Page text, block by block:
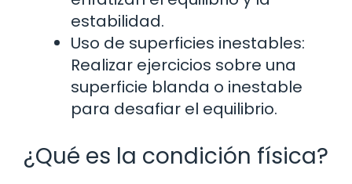
estabilidad.
Uso de superficies inestables:
Realizar ejercicios sobre una
superficie blanda o inestable
para desafiar el equilibrio.
¿Qué es la condición física?